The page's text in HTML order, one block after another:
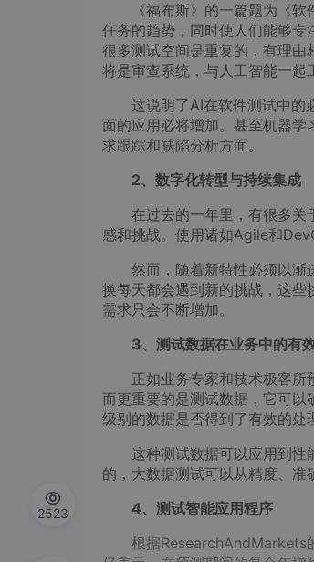
《福布斯》的一篇题为《软件
任务的趋势，同时使人们能够
很多测试空间是重复的，有理
将是审查系统，与人工智能一起
这说明了AI在软件测试中的必
面的应用必将增加。甚至机器学
求跟踪和缺陷分析方面。
2、数字化转型与持续集成
在过去的一年里，有很多关
感和挑战。使用诸如Agile和
然而，随着新特性必须以渐
换每天都会遇到新的挑战，这
需求只会不断增加。
3、测试数据在业务中的有
正如业务专家和技术极客所预
而更重要的是测试数据，它可
级别的数据是否得到了有效的处
这种测试数据可以应用到性能
的，大数据测试可以从精度、准
4、测试智能应用程序
根据ResearchAndMarkets的
2523